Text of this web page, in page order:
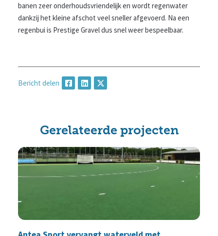
banen zeer onderhoudsvriendelijk en wordt regenwater
dankzij het kleine afschot veel sneller afgevoerd. Na een
regenbui is Prestige Gravel dus snel weer bespeelbaar.
Bericht delen
Gerelateerde projecten